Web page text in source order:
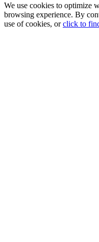
We use cookies to optimize
browsing experience. By
use of cookies, orclick to